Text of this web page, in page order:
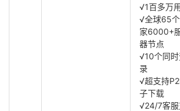
√1百多万
√全球65
家6000+
器节点
√10个同
录
√超支持
子下载
√24/7客服